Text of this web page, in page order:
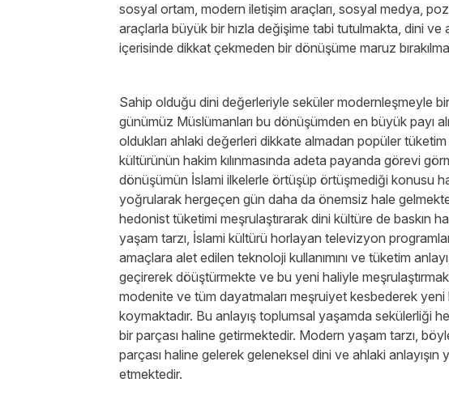
sosyal ortam, modern iletişim araçları, sosyal medya,
araçlarla büyük bir hızla değişime tabi tutulmakta, dini ve
içerisinde dikkat çekmeden bir dönüşüme maruz
Sahip olduğu dini değerleriyle seküler modernleşmeyle
günümüz Müslümanları bu dönüşümden en büyük payı
oldukları ahlaki değerleri dikkate almadan popüler
kültürünün hakim kılınmasında adeta payanda görevi
dönüşümün İslami ilkelerle örtüşüp örtüşmediği konusu
yoğrularak hergeçen gün daha da önemsiz hale
hedonist tüketimi meşrulaştırarak dini kültüre de baskın
yaşam tarzı, İslami kültürü horlayan televizyon
amaçlara alet edilen teknoloji kullanımını ve tüketim
geçirerek döüştürmekte ve bu yeni haliyle
modenite ve tüm dayatmaları meşruiyet kesbederek yeni
koymaktadır. Bu anlayış toplumsal yaşamda sekülerliği
bir parçası haline getirmektedir. Modern yaşam tarzı,
parçası haline gelerek geleneksel dini ve ahlaki anlayışın
etmektedir.